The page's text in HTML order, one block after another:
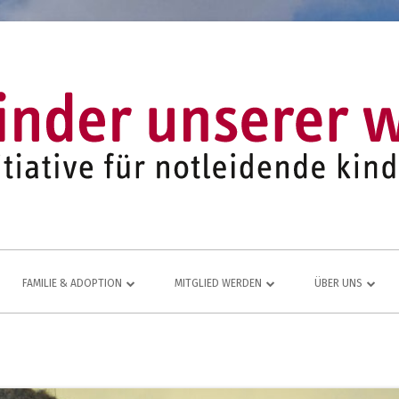
FAMILIE & ADOPTION MITGLIED WERDEN ÜBER UNS